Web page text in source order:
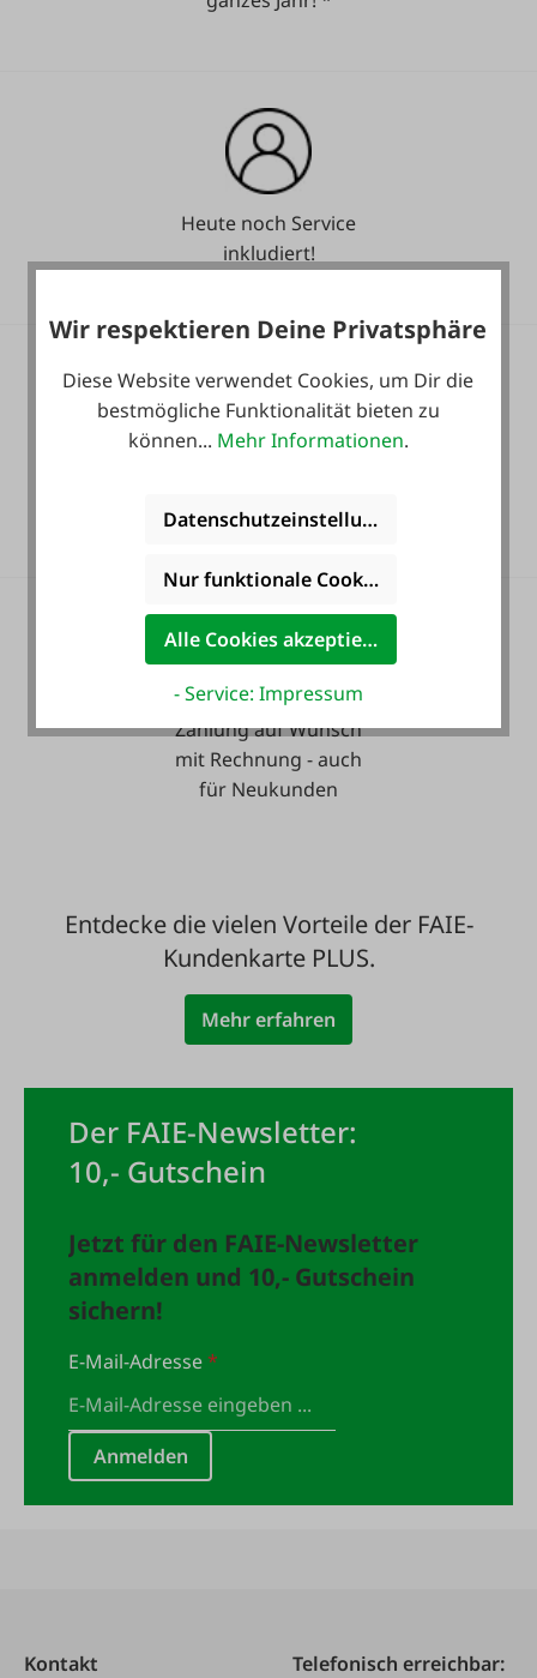
Heute noch Service
inkludiert!
Langzeit-Garantie.
Zahlung auf Wunsch
mit Rechnung - auch
für Neukunden
Entdecke die vielen Vorteile der FAIE-
Kundenkarte PLUS.
Mehr erfahren
Der FAIE-Newsletter:
10,- Gutschein
Jetzt für den FAIE-Newsletter
anmelden und 10,- Gutschein
sichern!
E-Mail-Adresse*
Anmelden
Kontakt Telefonisch erreichbar:
Wir respektieren Deine Privatsphäre
Diese Website verwendet Cookies, um Dir die
bestmögliche Funktionalität bieten zu
können... Mehr Informationen.
Datenschutzeinstellungen
Nur funktionale Cookies akzeptieren
Alle Cookies akzeptieren
- Service: Impressum